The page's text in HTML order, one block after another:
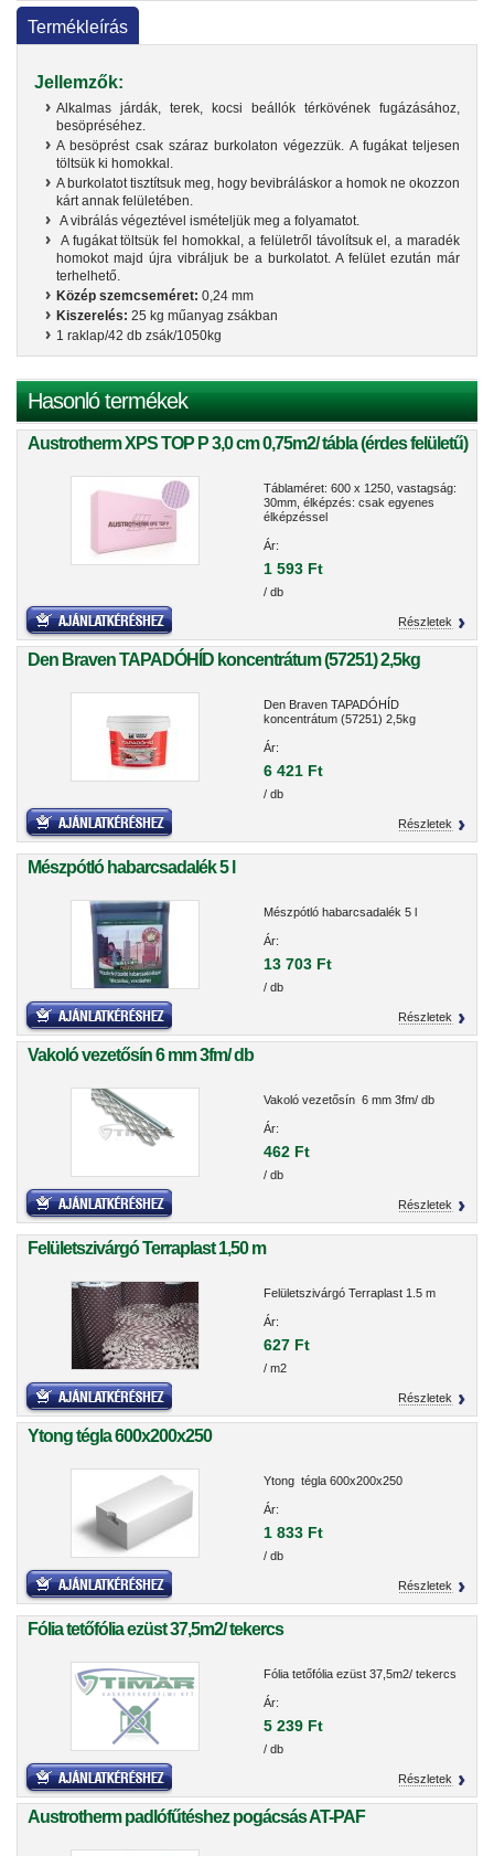
Termékleírás
Jellemzők:
Alkalmas járdák, terek, kocsi beállók térkövének fugázásához,
besöpréséhez.
A besöprést csak száraz burkolaton végezzük. A fugákat teljesen
töltsük ki homokkal.
A burkolatot tisztítsuk meg, hogy bevibráláskor a homok ne okozzon
kárt annak felületében.
A vibrálás végeztével ismételjük meg a folyamatot.
A fugákat töltsük fel homokkal, a felületről távolítsuk el, a maradék
homokot majd újra vibráljuk be a burkolatot. A felület ezután már
terhelhető.
Közép szemcseméret: 0,24 mm
Kiszerelés: 25 kg műanyag zsákban
1 raklap/42 db zsák/1050kg
Hasonló termékek
Austrotherm XPS TOP P 3,0 cm 0,75m2/ tábla (érdes felületű)
Táblaméret: 600 x 1250, vastagság:
30mm, élképzés: csak egyenes
élképzéssel
Ár:
1 593 Ft
/ db
Részletek
Den Braven TAPADÓHÍD koncentrátum (57251) 2,5kg
Den Braven TAPADÓHÍD
koncentrátum (57251) 2,5kg
Ár:
6 421 Ft
/ db
Részletek
Mészpótló habarcsadalék 5 l
Mészpótló habarcsadalék 5 l
Ár:
13 703 Ft
/ db
Részletek
Vakoló vezetősín 6 mm 3fm/ db
Vakoló vezetősín 6 mm 3fm/ db
Ár:
462 Ft
/ db
Részletek
Felületszivárgó Terraplast 1,50 m
Felületszivárgó Terraplast 1.5 m
Ár:
627 Ft
/ m2
Részletek
Ytong tégla 600x200x250
Ytong tégla 600x200x250
Ár:
1 833 Ft
/ db
Részletek
Fólia tetőfólia ezüst 37,5m2/ tekercs
Fólia tetőfólia ezüst 37,5m2/ tekercs
Ár:
5 239 Ft
/ db
Részletek
Austrotherm padlófűtéshez pogácsás AT-PAF